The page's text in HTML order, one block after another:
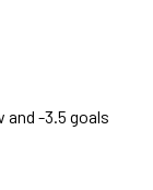
and -3.5 goals